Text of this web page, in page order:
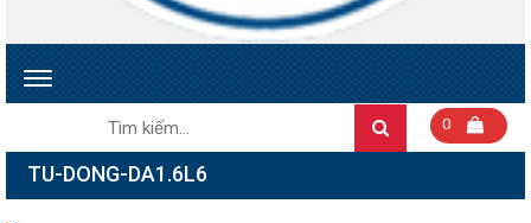
Toggle
Tìm
Search0
TU-DONG-DA1.6L6